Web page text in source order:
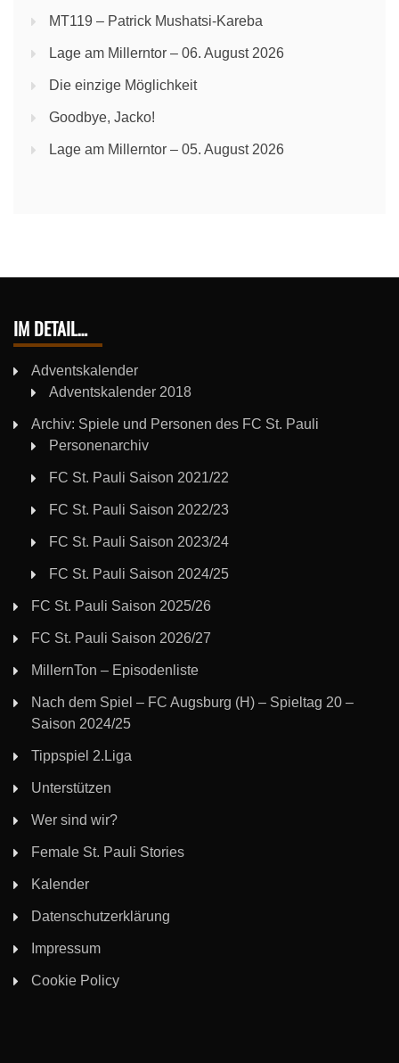
MT119 – Patrick Mushatsi-Kareba
Lage am Millerntor – 06. August 2026
Die einzige Möglichkeit
Goodbye, Jacko!
Lage am Millerntor – 05. August 2026
IM DETAIL…
Adventskalender
Adventskalender 2018
Archiv: Spiele und Personen des FC St. Pauli
Personenarchiv
FC St. Pauli Saison 2021/22
FC St. Pauli Saison 2022/23
FC St. Pauli Saison 2023/24
FC St. Pauli Saison 2024/25
FC St. Pauli Saison 2025/26
FC St. Pauli Saison 2026/27
MillernTon – Episodenliste
Nach dem Spiel – FC Augsburg (H) – Spieltag 20 –
Saison 2024/25
Tippspiel 2.Liga
Unterstützen
Wer sind wir?
Female St. Pauli Stories
Kalender
Datenschutzerklärung
Impressum
Cookie Policy